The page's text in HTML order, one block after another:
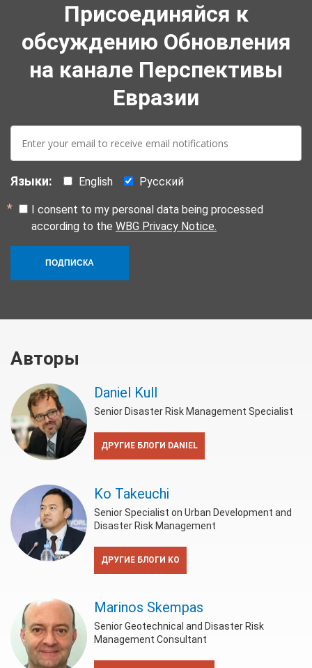
Присоединяйся к
обсуждению Обновления
на канале Перспективы
Евразии
mail:
Языки: English Русский
I consent to my personal data being processed
according to the WBG Privacy Notice.
ПОДПИСКА
Авторы
Daniel Kull
Senior Disaster Risk Management Specialist
ДРУГИЕ БЛОГИ DANIEL
Ko Takeuchi
Senior Specialist on Urban Development and
Disaster Risk Management
ДРУГИЕ БЛОГИ KO
Marinos Skempas
Senior Geotechnical and Disaster Risk
Management Consultant